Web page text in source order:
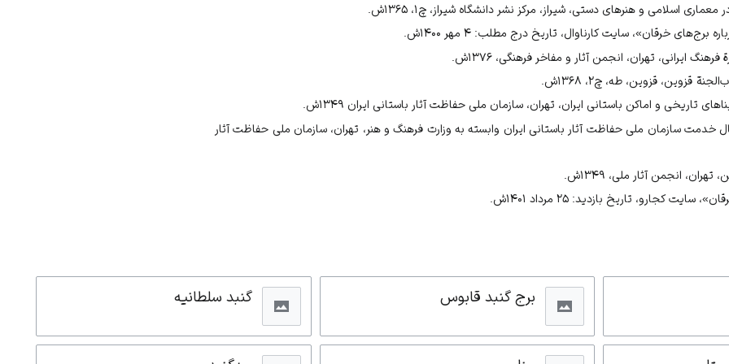
سایت کجارو.
سایت کجارو.
ج۱، ص۹۶۴.
خرقان یک مطالبه است»، اشکان نیوز آنلاین.
سایت کجارو.
ملی حفاظت آثار باستانی ایران وابسته به وزارت فرهنگ و هنر، ۱۳۵۵ش، ج۱، ص۱۲۹.
سایت کجارو.
اسلامی و هنرهای دستی، شیراز، مرکز نشر دانشگاه شیراز، چ۱، ۱۳۶۵ش.
برج‌های خرقان»،‌ سایت کارناوال، تاریخ درج مطلب: ۴ مهر ۱۴۰۰ش.
ایرانی، تهران، انجمن آثار و مفاخر فرهنگی، ۱۳۷۶ش.
قزوین، قزوین، طه، چ۲، ۱۳۶۸ش.
تاریخی و اماکن باستانی ایران، تهران، سازمان ملی حفاظت آثار باستانی ایران ۱۳۴۹ش.
خدمت سازمان ملی حفاظت آثار باستانی ایران وابسته به وزارت فرهنگ و هنر، تهران، سازمان ملی حفاظت آثار
انجمن آثار ملی، ۱۳۴۹ش.
کجارو، تاریخ بازدید: ۲۵ مرداد ۱۴۰۱ش.
برج گنبد قابوس گنبد سلطانیه